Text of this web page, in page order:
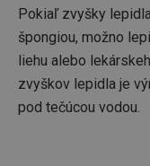
Pokiaľ zvyšky
špongiou, možno
liehu alebo
zvyškov lepidla je
pod tečúcou vodou.
pid